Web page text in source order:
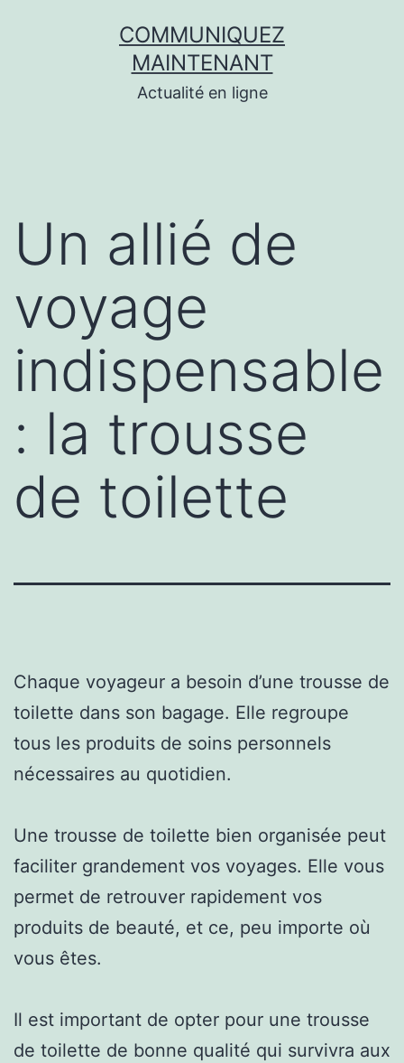
COMMUNIQUEZ
MAINTENANT
Actualité en ligne
Un allié de
voyage
indispensable
: la trousse
de toilette
Chaque voyageur a besoin d’une trousse de
toilette dans son bagage. Elle regroupe
tous les produits de soins personnels
nécessaires au quotidien.
Une trousse de toilette bien organisée peut
faciliter grandement vos voyages. Elle vous
permet de retrouver rapidement vos
produits de beauté, et ce, peu importe où
vous êtes.
Il est important de opter pour une trousse
de toilette de bonne qualité qui survivra aux